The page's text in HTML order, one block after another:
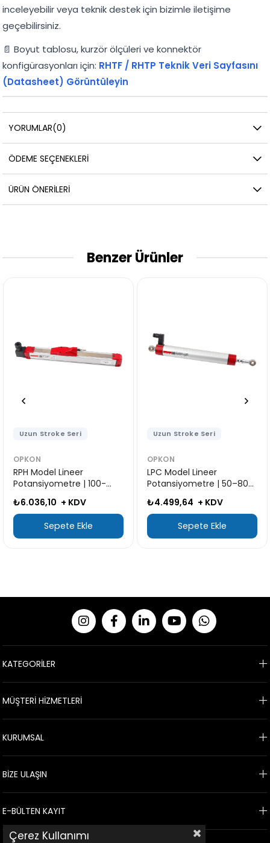
inceleyebilir veya teknik destek için bizimle iletişime
geçebilirsiniz.
📄 Boyut tablosu, kurzör ölçüleri ve konnektör
konfigürasyonları için: RHTF / RHTP Teknik Veri Sayfasını
(Datasheet) Görüntüleyin
YORUMLAR(0)
ÖDEME SEÇENEKLERI
ÜRÜN ÖNERILERI
Benzer Ürünler
| 100-
Uzun Stroke Seri
LPC Model Lineer
Potansiyometre | 50–800
₺4.499,64
Uzun Stroke
RTM Model
₺4.225,27
KATEGORİLER
MÜŞTERİ HİZMETLERİ
KURUMSAL
BİZE ULAŞIN
E-BÜLTEN KAYIT
Çerez Kullanımı